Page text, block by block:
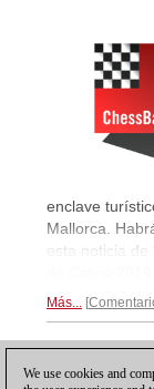
enclave
Mallorca.
esta noticia
Más...
We use cookies and